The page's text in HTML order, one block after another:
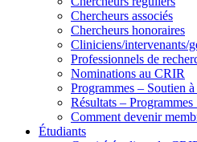
Chercheurs associés
Chercheurs honoraires
Cliniciens/intervenants/
Professionnels de
Nominations au CRIR
Programmes – Soutien
Résultats –
Comment devenir
Étudiants